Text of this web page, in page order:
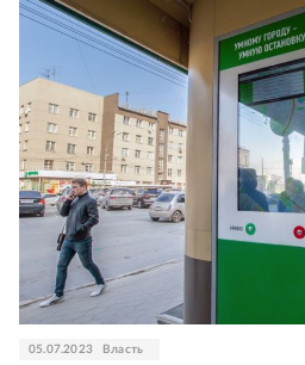
05.07.2023 Власть